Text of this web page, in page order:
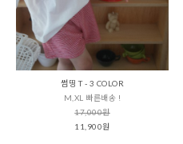
썸띵 T - 3 COLOR
M,XL 빠른배송 !
17,000원
11,900원